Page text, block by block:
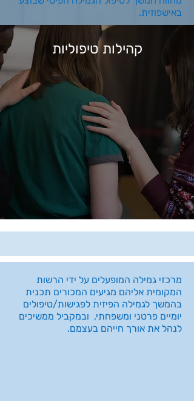
באישפוזית.​
קהילות טיפוליות
מרכזי גמילה המופעלים על ידי הרשות
המקומית אליהם מגיעים המכורים תכנית
בהמשך לגמילה הפיזית לפגישות/טיפולים
יומיים פרטני ומשפחתי, ובמקביל ממשיכים
לנהל את אורך חייהם בעצמם.